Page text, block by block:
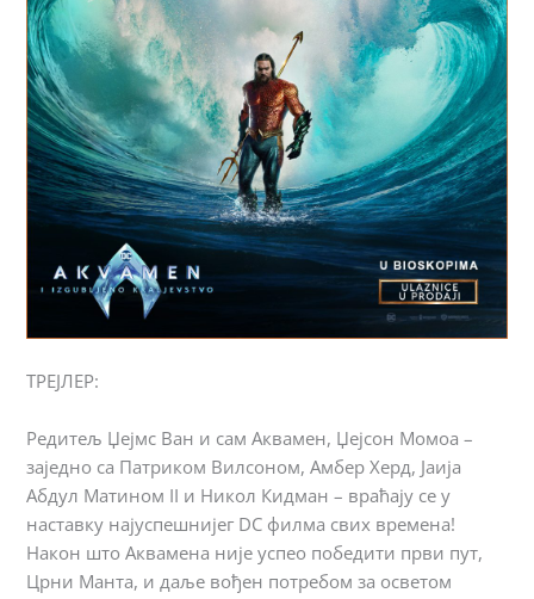
ТРЕЈЛЕР:
Редитељ Џејмс Ван и сам Аквамен, Џејсон Момоа –
заједно са Патриком Вилсоном, Амбер Херд, Јаија
Абдул Матином II и Никол Кидман – враћају се у
наставку најуспешнијег DC филма свих времена!
Након што Аквамена није успео победити први пут,
Црни Манта, и даље вођен потребом за осветом